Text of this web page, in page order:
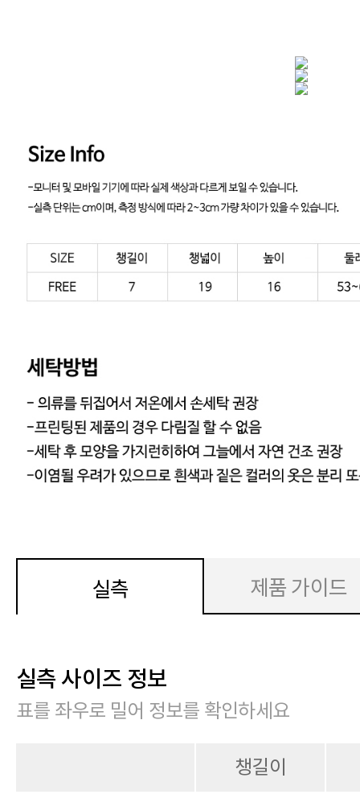
실측 제품 가이드
실측 사이즈 정보
표를 좌우로 밀어 정보를 확인하세요
챙길이